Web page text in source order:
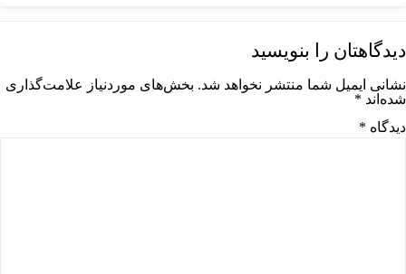
دیدگاهتان را بنویسید
نشانی ایمیل شما منتشر نخواهد شد. بخش‌های موردنیاز علامت‌گذاری
شده‌اند *
دیدگاه *